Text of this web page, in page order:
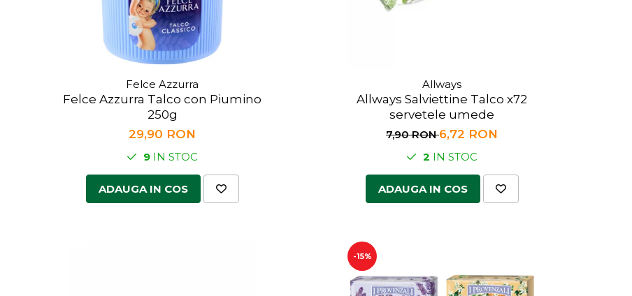
Felce Azzurra
Felce Azzurra Talco con Piumino
250g
29,90 RON
9 IN STOC
ADAUGA IN COS
Allways
Allways Salviettine Talco x72
servetele umede
7,90 RON6,72 RON
2 IN STOC
ADAUGA IN COS
-15%